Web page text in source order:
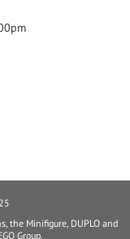
the Minifigure, DUPLO and
Group.